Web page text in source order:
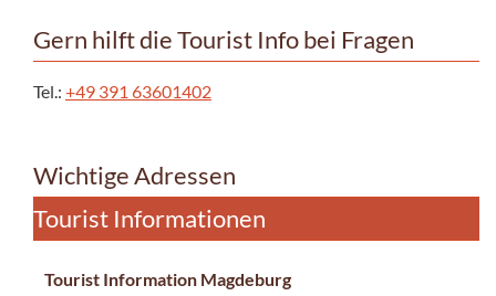
Gern hilft die Tourist Info bei Fragen
Tel.: +49 391 63601402
Wichtige Adressen
Tourist Informationen
Tourist Information Magdeburg